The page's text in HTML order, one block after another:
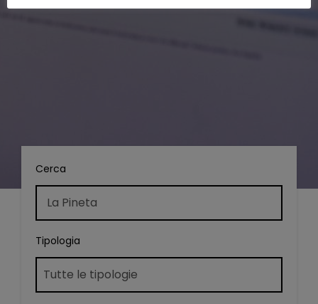
Cerca
Tipologia